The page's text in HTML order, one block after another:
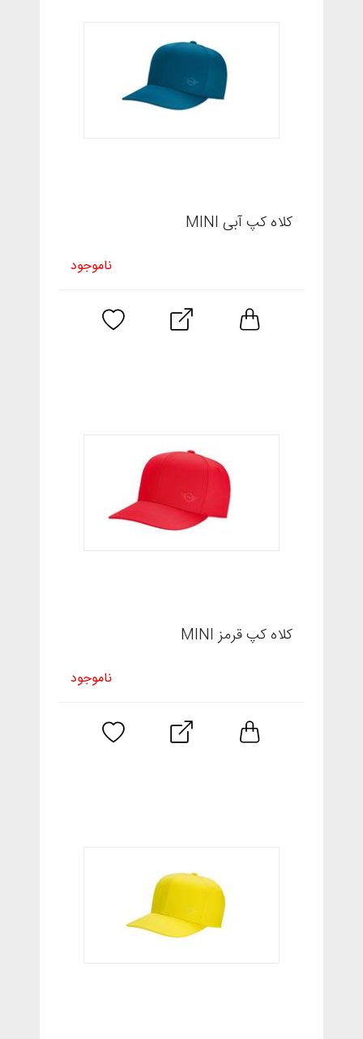
کلاه کپ آبی MINI
ناموجود
کلاه کپ قرمز MINI
ناموجود